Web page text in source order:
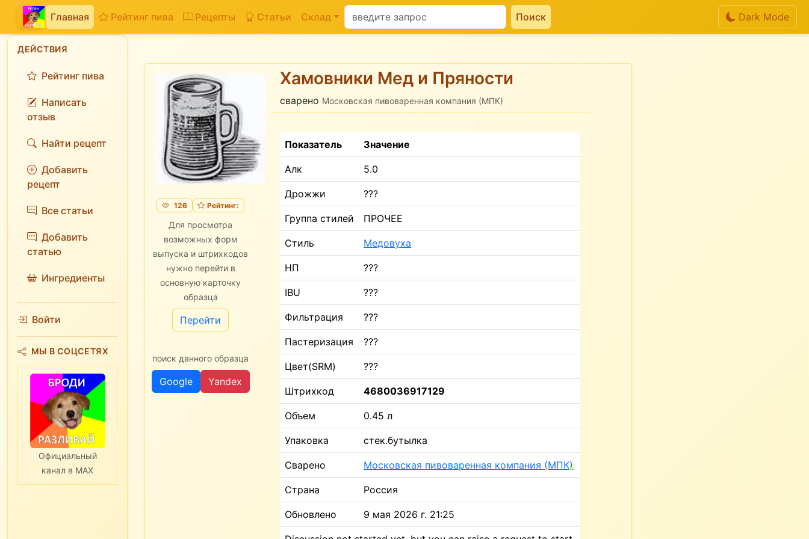
Главная Рейтинг пива Рецепты Статьи Склад Поиск Dark Mode
ДЕЙСТВИЯ
Рейтинг пива
Написать
отзыв
Найти рецепт
Добавить
рецепт
Все статьи
Добавить
статью
Ингредиенты
Войти
МЫ В СОЦСЕТЯХ
Официальный
канал в MAX
126 Рейтинг:
Для просмотра
возможных форм
выпуска и штрихкодов
нужно перейти в
основную карточку
образца
Перейти
поиск данного образца
Google Yandex
Хамовники Мед и Пряности
сварено Московская пивоваренная компания (МПК)
Показатель Значение
Алк 5.0
Дрожжи ???
Группа стилей ПРОЧЕЕ
Стиль Медовуха
НП ???
IBU ???
Фильтрация ???
Пастеризация ???
Цвет(SRM) ???
Штрихкод 4680036917129
Объем 0.45 л
Упаковка стек.бутылка
Сварено Московская пивоваренная компания (МПК)
Страна Россия
Обновлено 9 мая 2026 г. 21:25